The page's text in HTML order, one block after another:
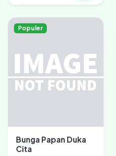
Populer
Bunga Papan Duka
Cita